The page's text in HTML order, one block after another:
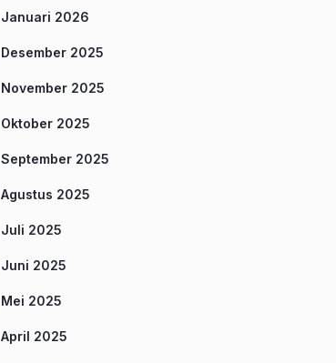
Januari 2026
Desember 2025
November 2025
Oktober 2025
September 2025
Agustus 2025
Juli 2025
Juni 2025
Mei 2025
April 2025